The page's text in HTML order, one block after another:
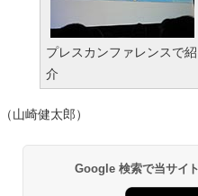
プレスカンファレンスで紹
介
（山崎健太郎）
Google 検索で当サイ